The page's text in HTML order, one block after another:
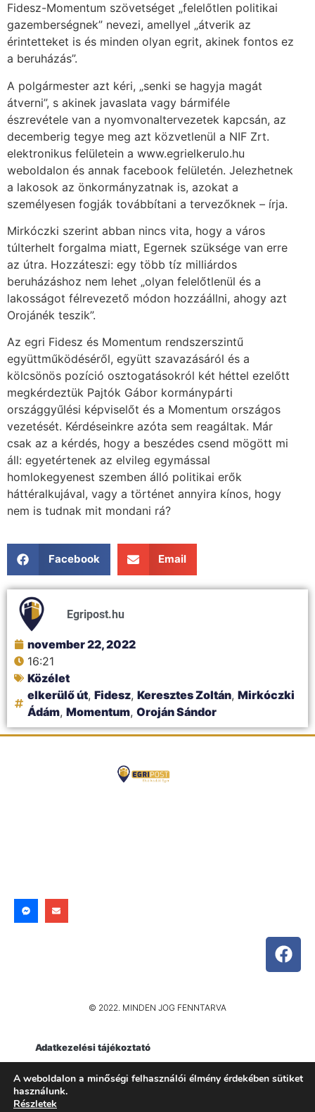
Fidesz-Momentum szövetséget „felelőtlen politikai
gazemberségnek” nevezi, amellyel „átverik az
érintetteket is és minden olyan egrit, akinek fontos ez
a beruházás”.
A polgármester azt kéri, „senki se hagyja magát
átverni”, s akinek javaslata vagy bármiféle
észrevétele van a nyomvonaltervezetek kapcsán, az
decemberig tegye meg azt közvetlenül a NIF Zrt.
elektronikus felületein a www.egrielkerulo.hu
weboldalon és annak facebook felületén. Jelezhetnek
a lakosok az önkormányzatnak is, azokat a
személyesen fogják továbbítani a tervezőknek – írja.
Mirkóczki szerint abban nincs vita, hogy a város
túlterhelt forgalma miatt, Egernek szüksége van erre
az útra. Hozzáteszi: egy több tíz milliárdos
beruházáshoz nem lehet „olyan felelőtlenül és a
lakosságot félrevezető módon hozzáállni, ahogy azt
Orojánék teszik”.
Az egri Fidesz és Momentum rendszerszintű
együttműködéséről, együtt szavazásáról és a
kölcsönös pozíció osztogatásokról két héttel ezelőtt
megkérdeztük Pajtók Gábor kormánypárti
országgyűlési képviselőt és a Momentum országos
vezetését. Kérdéseinkre azóta sem reagáltak. Már
csak az a kérdés, hogy a beszédes csend mögött mi
áll: egyetértenek az elvileg egymással
homlokegyenest szemben álló politikai erők
háttéralkujával, vagy a történet annyira kínos, hogy
nem is tudnak mit mondani rá?
Facebook Email
Egripost.hu
november 22, 2022
16:21
Közélet
elkerülő út, Fidesz, Keresztes Zoltán, Mirkóczki
Ádám, Momentum, Oroján Sándor
© 2022. MINDEN JOG FENNTARVA
Adatkezelési tájékoztató
Impresszum
A weboldalon a minőségi felhasználói élmény érdekében sütiket
használunk.
Részletek